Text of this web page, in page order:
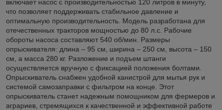
включает насос с производительностью 120 литров в минуту,
что позволяет поддерживать стабильное давление и
оптимальную производительность. Модель разработана для
отечественных тракторов мощностью до 80 л.с. Рабочие
обороты насоса составляют 540 об/мин. Размеры
опрыскивателя: длина – 95 см, ширина – 250 см, высота – 150
см, а масса 280 кг. Разложение и подъем штанги
осуществляется вручную с фиксацией положения болтами.
Опрыскиватель снабжен удобной канистрой для мытья рук и
системой самозаправки с фильтром на конце. Этот
опрыскиватель станет надежным помощником для фермеров и
аграриев, стремящихся к качественной и эффективной работе